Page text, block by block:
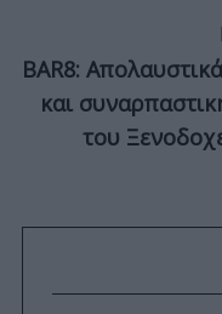
BAR8:
και
του